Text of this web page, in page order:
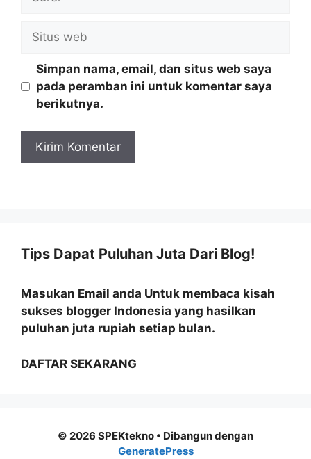
Situs
web
Simpan nama, email, dan situs web saya
pada peramban ini untuk komentar saya
berikutnya.
Tips Dapat Puluhan Juta Dari Blog!
Masukan Email anda Untuk membaca kisah
sukses blogger Indonesia yang hasilkan
puluhan juta rupiah setiap bulan.
DAFTAR SEKARANG
© 2026 SPEKtekno • Dibangun dengan
GeneratePress